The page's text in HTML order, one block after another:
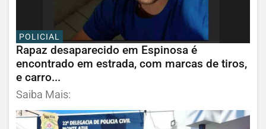
POLICIAL
Rapaz desaparecido em Espinosa é
encontrado em estrada, com marcas de tiros,
e carro...
Saiba Mais: